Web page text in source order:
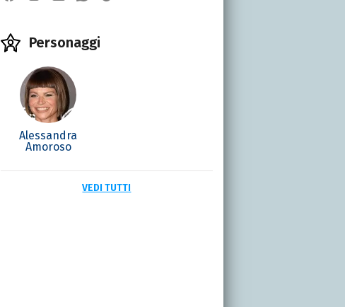
Personaggi
Alessandra
Amoroso
VEDI TUTTI